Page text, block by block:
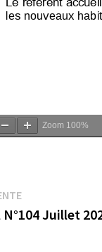
Zoom 100%
Publication
précédente :
Juillet